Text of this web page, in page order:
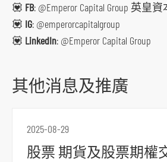
💟 FB: @Emperor Capital Group 英皇
💟 IG: @emperorcapitalgroup
💟 LinkedIn: @Emperor Capital Group
其他消息及推廣
2025-08-29
股票 期貨及股票期權